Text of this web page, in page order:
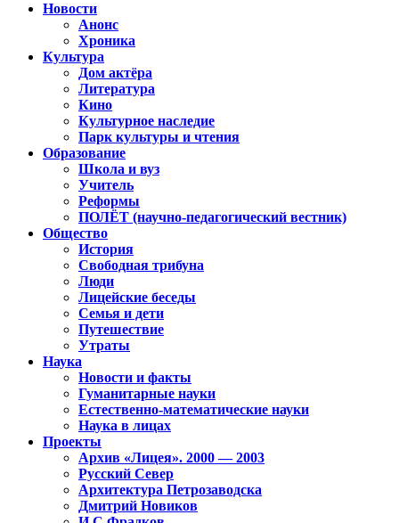
Новости
Анонс
Хроника
Культура
Дом актёра
Литература
Кино
Культурное наследие
Парк культуры и чтения
Образование
Школа и вуз
Учитель
Реформы
ПОЛЁТ (научно-педагогический вестник)
Общество
История
Свободная трибуна
Люди
Лицейские беседы
Семья и дети
Путешествие
Утраты
Наука
Новости и факты
Гуманитарные науки
Естественно-математические науки
Наука в лицах
Проекты
Архив «Лицея». 2000 — 2003
Русский Север
Архитектура Петрозаводска
Дмитрий Новиков